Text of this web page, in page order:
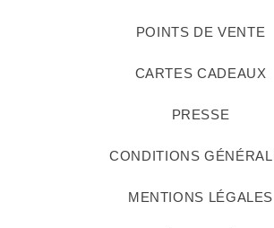
POINTS DE VENTE
CARTES CADEAUX
PRESSE
CONDITIONS
MENTIONS LÉGALES